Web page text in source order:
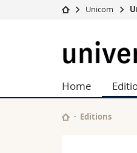
Université
Etudes
Recherche
Université
Formation
Unicom
Home
Editions